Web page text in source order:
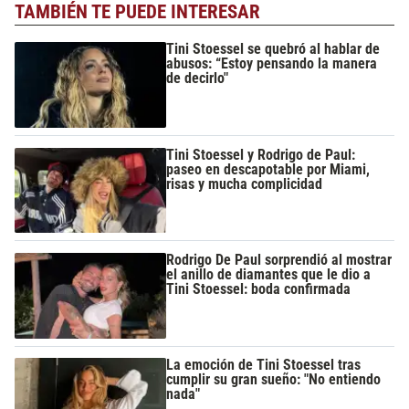
TAMBIÉN TE PUEDE INTERESAR
Tini Stoessel se quebró al hablar de
abusos: “Estoy pensando la manera
de decirlo"
Tini Stoessel y Rodrigo de Paul:
paseo en descapotable por Miami,
risas y mucha complicidad
Rodrigo De Paul sorprendió al mostrar
el anillo de diamantes que le dio a
Tini Stoessel: boda confirmada
La emoción de Tini Stoessel tras
cumplir su gran sueño: "No entiendo
nada"